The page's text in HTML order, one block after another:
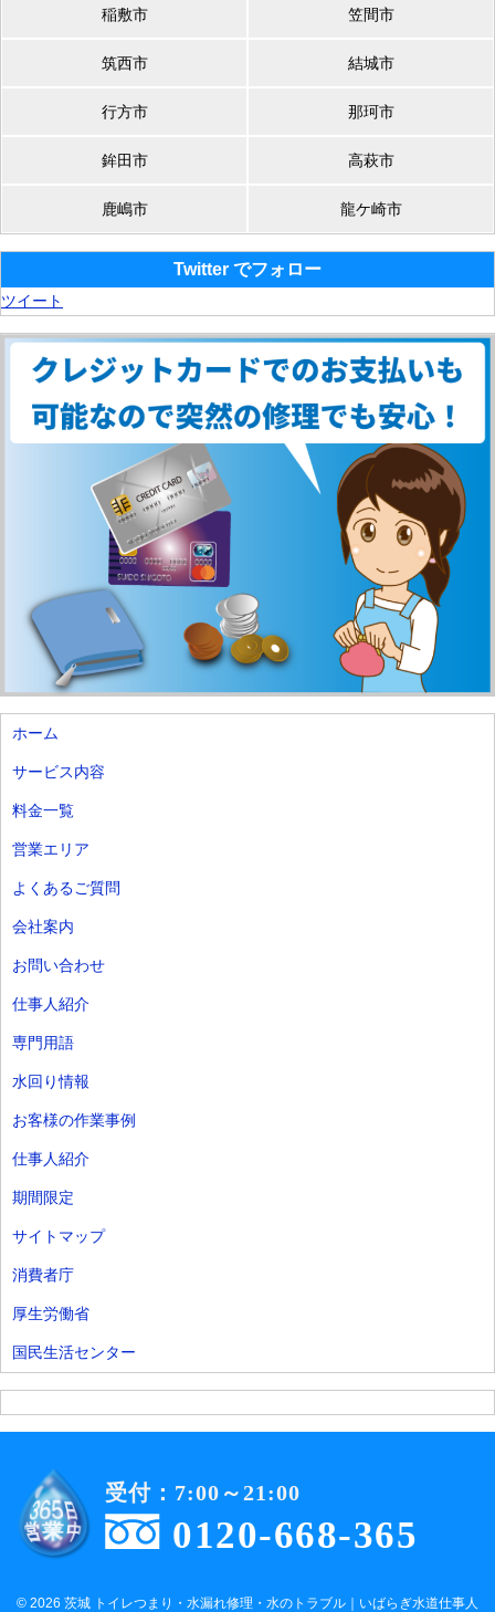
稲敷市 笠間市
筑西市 結城市
行方市 那珂市
鉾田市 高萩市
鹿嶋市 龍ケ崎市
Twitter でフォロー
ツイート
ホーム
サービス内容
料金一覧
営業エリア
よくあるご質問
会社案内
お問い合わせ
仕事人紹介
専門用語
水回り情報
お客様の作業事例
仕事人紹介
期間限定
サイトマップ
消費者庁
厚生労働省
国民生活センター
0120-668-365
受付：7:00～21:00
© 2026 茨城 トイレつまり・水漏れ修理・水のトラブル｜いばらぎ水道仕事人